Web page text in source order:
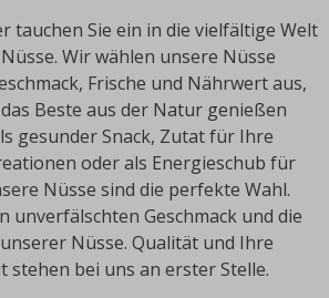
tauchen Sie ein in die vielfältige Welt
Wir wählen unsere Nüsse
Frische und Nährwert aus,
Beste aus der Natur genießen
gesunder Snack, Zutat für Ihre
oder als Energieschub für
Nüsse sind die perfekte Wahl.
unverfälschten Geschmack und die
Nüsse. Qualität und Ihre
stehen bei uns an erster Stelle.